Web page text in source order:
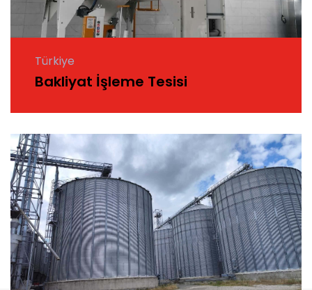
Türkiye
Bakliyat İşleme Tesisi